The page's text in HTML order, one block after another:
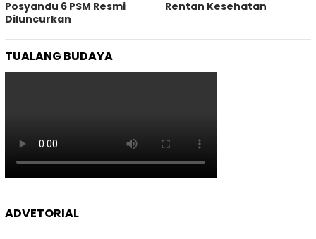
Posyandu 6 PSM Resmi
Diluncurkan
Rentan Kesehatan
TUALANG BUDAYA
ADVETORIAL